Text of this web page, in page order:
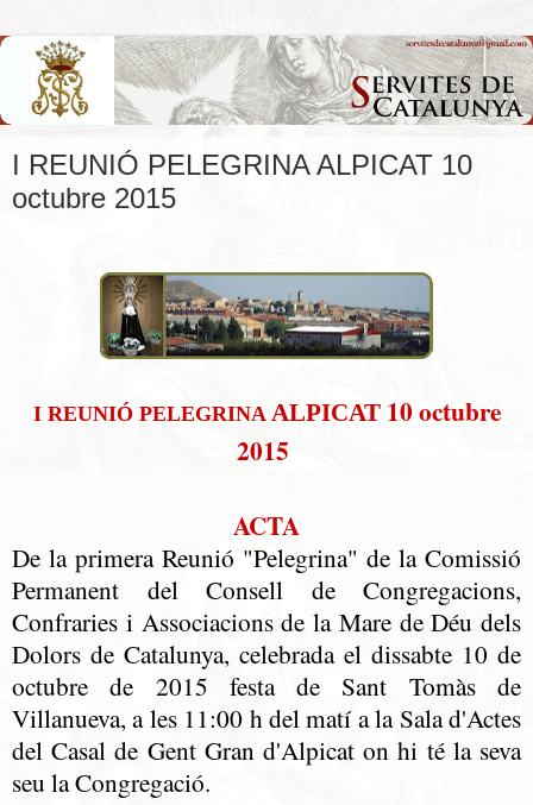
I REUNIÓ PELEGRINA ALPICAT 10
octubre 2015
I REUNIÓ PELEGRINA ALPICAT 10 octubre
2015
ACTA
De la primera Reunió "Pelegrina" de la Comissió
Permanent del Consell de Congregacions,
Confraries i Associacions de la Mare de Déu dels
Dolors de Catalunya, celebrada el dissabte 10 de
octubre de 2015 festa de Sant Tomàs de
Villanueva, a les 11:00 h del matí a la Sala d'Actes
del Casal de Gent Gran d'Alpicat on hi té la seva
seu la Congregació.